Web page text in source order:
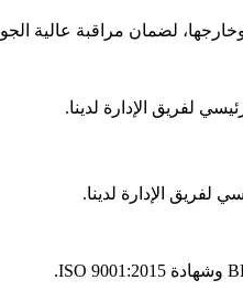
لضمان مراقبة عالية
لفريق الإدارة لدينا.